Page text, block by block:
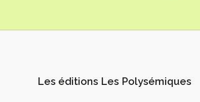
Les éditions Les Polysémiques